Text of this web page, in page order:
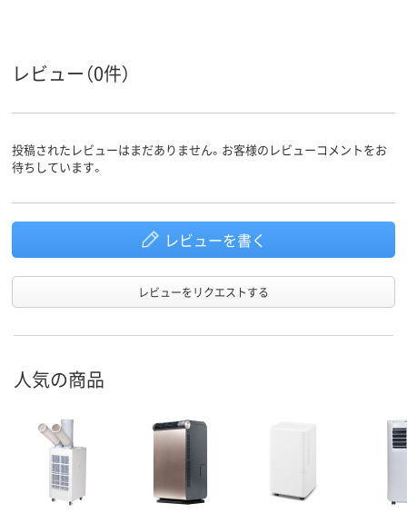
レビュー（0件）
投稿されたレビューはまだありません。お客様のレビューコメントをお
待ちしています。
レビューを書く
レビューをリクエストする
人気の商品